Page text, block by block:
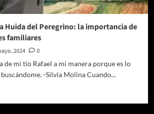
Huida del Peregrino: la importancia de
familiares
2024
0
de mi tío Rafael a mi manera porque es lo
-Silvia Molina Cuando...